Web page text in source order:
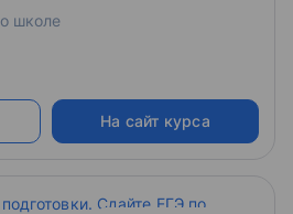
о школе
На сайт курса